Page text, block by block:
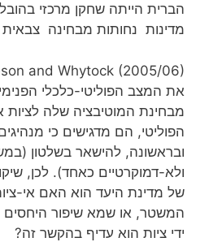
הברית הייתה שחקן מרכזי
מדינות נחותות מבחינה צבאית
את המצב הפוליטי-כלכלי
מבחינת המוטיבציה שלה לציות
הפוליטי, הם מדגישים כי
ובראשונה, להישאר בשלטון
ולא-דמוקרטיים כאחד). לכן,
של מדינת היעד הוא האם אי-
המשטר, או שמא שיפור
ידי ציות הוא עדיף בהקשר זה?